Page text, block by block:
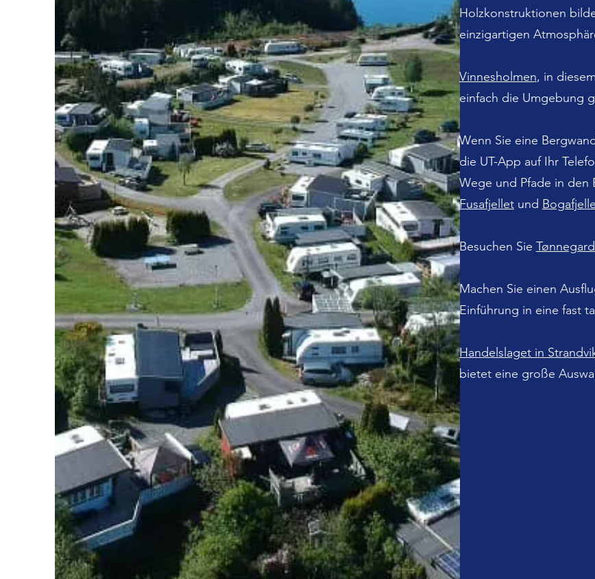
Holzkonstruktionen
einzigartigen
Vinnesholmen, in
einfach die Umgebung
Wenn Sie eine
die UT-App auf Ihr
Wege und Pfade in den
Fusafjelletund
Besuchen Sie
Machen Sie einen
Einführung in eine fast
Handelslaget in
bietet eine große